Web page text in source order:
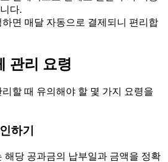
다.
면 매달 자동으로 결제되니 편리합
관리 요령
할 때 유의해야 할 몇 가지 요령을
하기
해당 공과금의 납부일과 금액을 정확